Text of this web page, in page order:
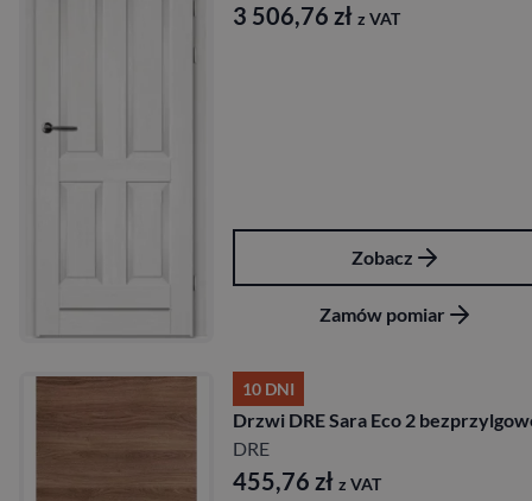
3 506,76 zł z VAT
Zobacz
Zamów pomiar
10 DNI
Drzwi DRE Sara Eco 2
DRE
455,76 zł z VAT